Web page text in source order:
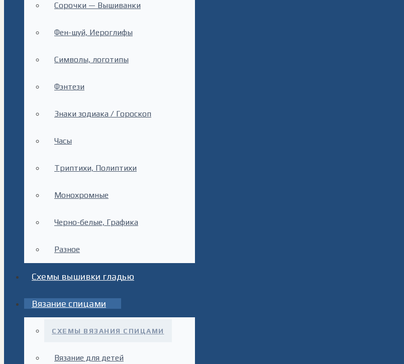
Сорочки — Вышиванки
Фен-шуй, Иероглифы
Символы, логотипы
Фэнтези
Знаки зодиака / Гороскоп
Часы
Триптихи, Полиптихи
Монохромные
Черно-белые, Графика
Разное
Схемы вышивки гладью
Вязание спицами
СХЕМЫ ВЯЗАНИЯ СПИЦАМИ
Вязание для детей